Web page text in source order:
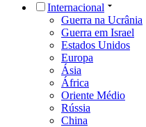
Internacional
Guerra na Ucrânia
Guerra em Israel
Estados Unidos
Europa
Ásia
África
Oriente Médio
Rússia
China